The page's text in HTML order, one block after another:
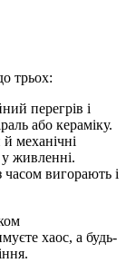
трьох:
перегрів і
або кераміку.
механічні
живленні.
часом вигорають і
хаос, а будь-